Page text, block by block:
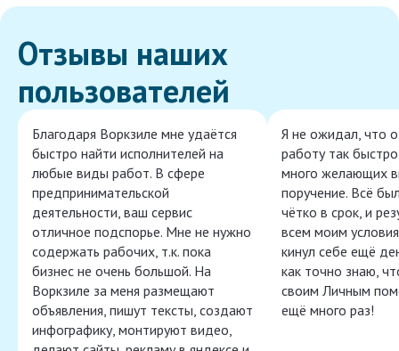
Отзывы наших
пользователей
Благодаря Воркзиле мне удаётся
быстро найти исполнителей на
любые виды работ. В сфере
предпринимательской
деятельности, ваш сервис
отличное подспорье. Мне не нужно
содержать рабочих, т.к. пока
бизнес не очень большой. На
Воркзиле за меня размещают
объявления, пишут тексты, создают
инфографику, монтируют видео,
Я не ожидал, что
работу так
много желающих
поручение. Всё
чётко в срок, и
всем моим
кинул себе ещё
как точно знаю,
своим Личным
ещё много раз!